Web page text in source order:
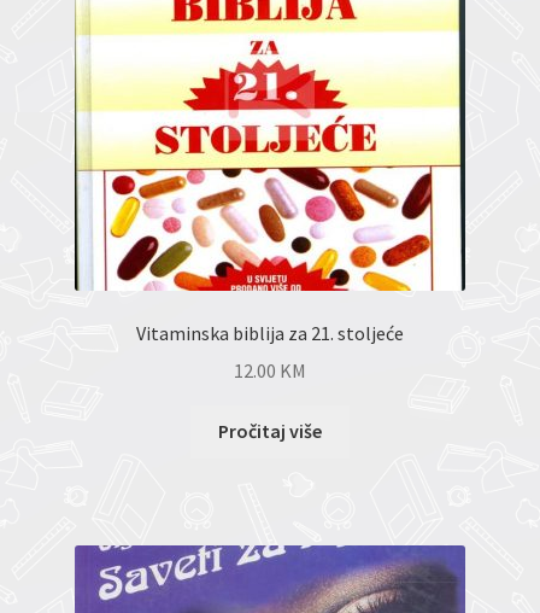
Vitaminska biblija za 21. stoljeće
12.00 KM
Pročitaj više